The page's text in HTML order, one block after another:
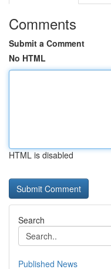
Comments
Submit a Comment
No HTML
HTML is disabled
Search
Published News